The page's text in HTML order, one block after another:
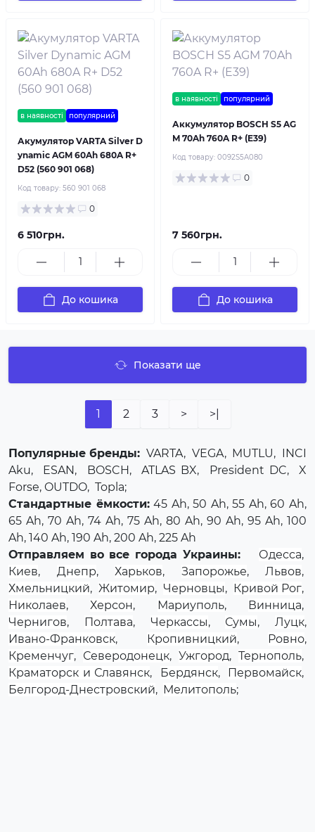
в наявності популярний
Акумулятор VARTA Silver D
ynamic AGM 60Ah 680A R+
D52 (560 901 068)
Код товару: 560 901 068
0
6 510грн.
До кошика
в наявності популярний
Аккумулятор BOSCH S5 AG
M 70Ah 760A R+ (E39)
Код товару: 0092S5A080
0
7 560грн.
До кошика
Показати ще
1 2 3 > >|
Популярные бренды: VARTA, VEGA, MUTLU, INCI
Aku, ESAN, BOSCH,ATLAS BX, President DC,X
Forse, OUTDO, Topla;
Стандартные ёмкости:45 Ah, 50 Ah, 55 Ah, 60 Ah,
65 Ah, 70 Ah, 74 Ah, 75 Ah, 80 Ah, 90 Ah, 95 Ah, 100
Ah, 140 Ah, 190 Ah, 200 Ah, 225 Ah
Отправляем во все города Украины:
Одесса,
Киев, Днепр, Харьков, Запорожье, Львов,
Хмельницкий, Житомир, Черновцы, Кривой Рог,
Николаев, Херсон, Мариуполь, Винница,
Чернигов, Полтава, Черкассы, Сумы, Луцк,
Ивано-Франковск, Кропивницкий, Ровно,
Кременчуг, Северодонецк, Ужгород, Тернополь,
Краматорск и Славянск, Бердянск, Первомайск,
Белгород-Днестровский, Мелитополь;